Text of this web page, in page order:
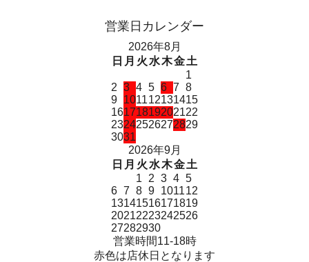
営業日カレンダー
2026年8月
日 月 火 水木金土
1
2 3 4 5 6 7 8
9 101112131415
16171819202122
23242526272829
3031
2026年9月
日 月 火 水木金土
1
2 3 4 5
6 7 8 9 101112
13141516171819
20212223242526
27282930
営業時間11-18時
赤色は店休日となります